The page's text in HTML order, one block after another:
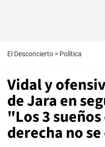
El Desconcierto > Política
Vidal y
de Jara en
"Los 3
derecha no